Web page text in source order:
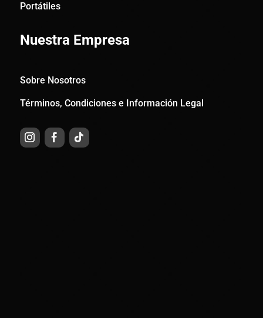
Portátiles
Nuestra Empresa
Sobre Nosotros
Términos, Condiciones e Información Legal